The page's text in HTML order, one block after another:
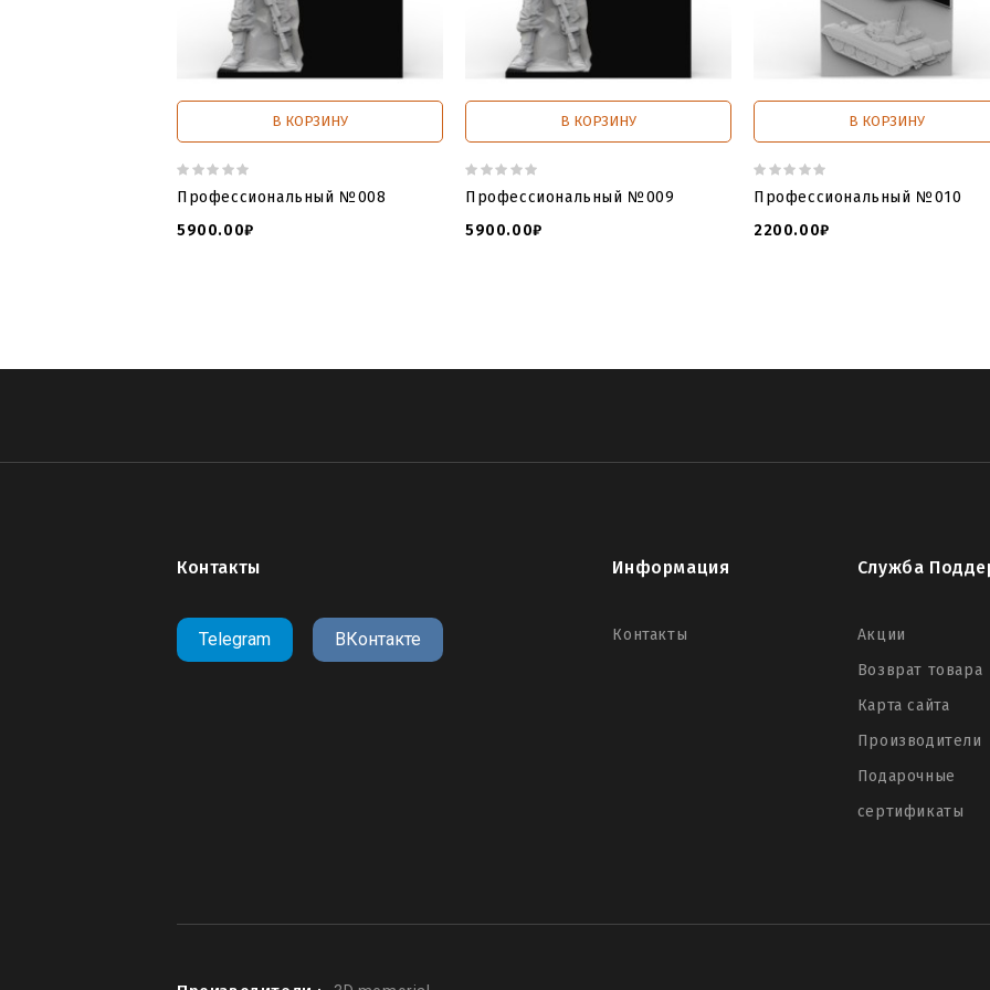
В КОРЗИНУ
Профессиональный №008
5900.00₽
В КОРЗИНУ
Профессиональный №009
5900.00₽
В КОРЗИНУ
Профессиональный №010
2200.00₽
Контакты
Telegram ВКонтакте
Информация
Контакты
Служба
Акции
Возврат товара
Карта сайта
Производители
Подарочные
сертификаты